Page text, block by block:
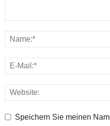
Speichern Sie meinen